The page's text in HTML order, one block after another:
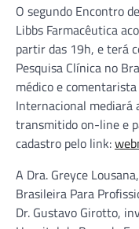
O segundo Encontro
Libbs Farmacêutica
partir das 19h, e terá
Pesquisa Clínica no
médico e comentarista
Internacional mediará
transmitido on-line e
cadastro pelo link:
A Dra. Greyce
Brasileira Para
Dr. Gustavo Girotto,